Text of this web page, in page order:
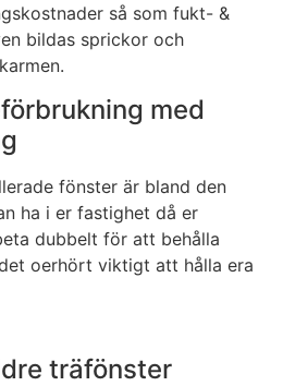
så som fukt- &
bildas sprickor och
med
fönster är bland den
ha i er fastighet då er
dubbelt för att behålla
oerhört viktigt att hålla era
träfönster